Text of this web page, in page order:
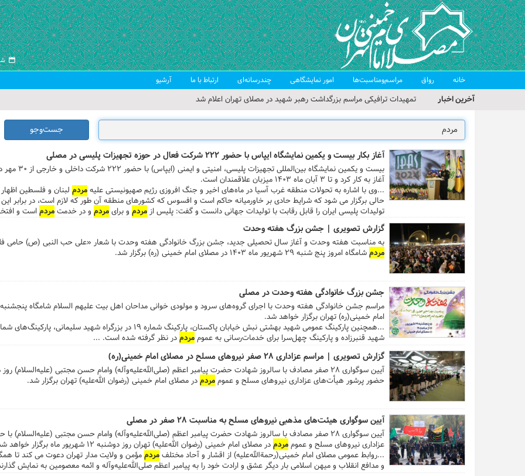
شنبه
خانه رواق مراسم‌ومناسبت‌ها امور نمایشگاهی چندرسانه‌ای ارتباط با ما آرشیو
آخرین اخبار
تمهیدات ترافیکی مراسم بزرگداشت رهبر شهید در مصلای تهران اعلام شد
حجت‌الاسلام حاج علی‌اکبری؛ خطیب این هفته نماز جمعه تهران
مراسم بزرگداشت امام مجاهد شهید در مصلای تهران از سوی رهبر معظم انقلاب
گزارش تصویری| مراسم نماز بر پیکر امام شهید انقلاب اسلامی ایران
گزارش تصویری| مراسم بزرگداشت آقای شهید ایران
جست‌وجو
آغاز بکار بیست و یکمین نمایشگاه ایپاس با حضور ۲۲۲ شرکت فعال در حوزه تجهیزات پلیسی در مصلی
بیست و یکمین
آغاز به کار کرد و تا ۳ آبان ماه ۱۴۰۳ میزبان علاقمندان است.
...وی با اشاره به تحولات منطقه غرب آسیا در ماه‌های اخیر و جنگ افروزی رژیم صهیونیستی علیهمردم لبنان و فلسطین
حالی برگزار می شود که شرایط حادی بر خاورمیانه حاکم است و افسوس که کشورهای منطقه آن طور که لازم است، در برابر
تولیدات پلیسی ایران را قابل رقابت با تولیدات جهانی دانست و گفت: پلیس ازمردم و برایمردم و در خدمتمردماست و
محور بودن پلیس است. ...
گزارش تصویری | جشن بزرگ هفته وحدت
به مناسبت هفته وحدت و آغاز سال تحصیلی جدید، جشن بزرگ خانوادگی هفته وحدت با شعار «علی حب النبی (ص) حامی
مردمشامگاه امروز پنج شنبه ۲۹ شهریور ماه ۱۴۰۳ در مصلای امام خمینی (ره) برگزار شد.
جشن بزرگ خانوادگی هفته وحدت در مصلی
امام خمینی(ره) تهران برگزار خواهد شد.
شهید قنبرزاده و پارکینگ چهل‌سرا برای خدمات‌رسانی به عموممردمدر نظر گرفته شده است. ...
گزارش تصویری | مراسم عزاداری ۲۸ صفر نیروهای مسلح در مصلای امام خمینی(ره)
حضور پرشور هیأت‌های عزاداری نیروهای مسلح و عموممردمدر مصلای امام خمینی (رضوان الله‌علیه) تهران برگزار شد.
آیین سوگواری هیئت‌های مذهبی نیروهای مسلح به مناسبت ۲۸ صفر در مصلی
آیین سوگواری ۲۸ صفر مصادف با سالروز شهادت حضرت پیامبر اعظم (صلی‌الله‌علیه‌وآله) وامام حسن مجتبی
عزاداری نیروهای مسلح و عموممردمدر مصلای امام خمینی (رضوان الله‌علیه) تهران روز دوشنبه ۱۲ شهریور ماه برگزار خواهد شد.
...روابط عمومی مصلای امام خمینی(رحمةالله‌علیه) از اقشار و آحاد مختلفمردممؤمن و ولایت مدار تهران دعوت می کند تا
و مدافع انقلاب و میهن اسلامی بار دیگر عشق و ارادت خود را به پیامبر اعظم صلی‌الله‌علیه‌وآله و ائمه معصومین به نمایش